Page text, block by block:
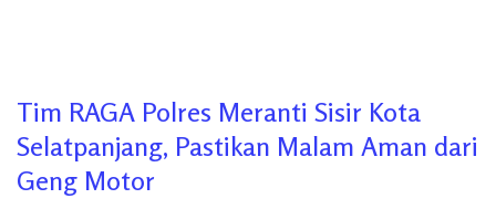
Tim RAGA Polres Meranti Sisir Kota
Selatpanjang, Pastikan Malam Aman dari
Geng Motor